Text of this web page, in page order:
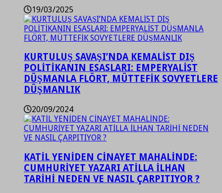
19/03/2025
KURTULUŞ SAVAŞI’NDA KEMALİST DIŞ
POLİTİKANIN ESASLARI: EMPERYALİST
DÜŞMANLA FLÖRT, MÜTTEFİK SOVYETLERE
DÜŞMANLIK
20/09/2024
KATİL YENİDEN CİNAYET MAHALİNDE:
CUMHURİYET YAZARI ATİLLA İLHAN
TARİHİ NEDEN VE NASIL ÇARPITIYOR ?